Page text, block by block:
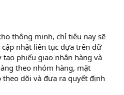
thông minh, chỉ tiêu nay sẽ
nhật liên tục dựa trên dữ
tạo phiếu giao nhận hàng và
theo nhóm hàng, mặt
dõi và đưa ra quyết định